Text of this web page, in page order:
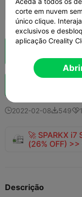
2022-02-085491
🚀 SPARKX
(26% OFF)
Descrição
corte em nuvem
único clique.
exclusivos e
aplicação Creality